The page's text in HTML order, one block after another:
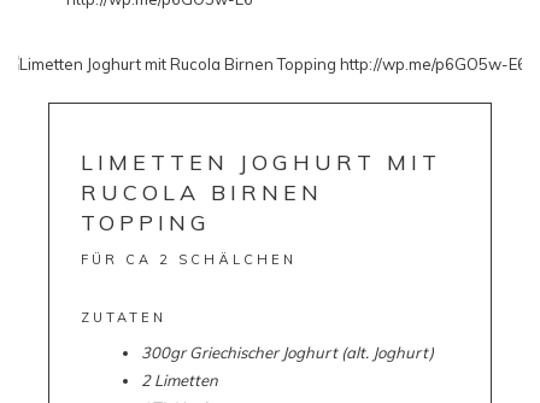
LIMETTEN JOGHURT MIT
RUCOLA BIRNEN
TOPPING
FÜR CA 2 SCHÄLCHEN
ZUTATEN
300gr Griechischer Joghurt (alt. Joghurt)
2 Limetten